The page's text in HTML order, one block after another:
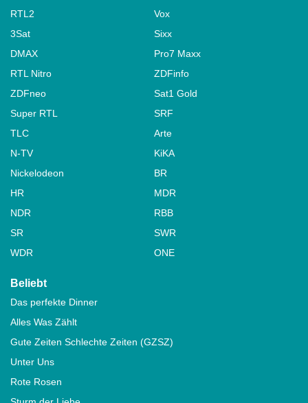
RTL2
Vox
3Sat
Sixx
DMAX
Pro7 Maxx
RTL Nitro
ZDFinfo
ZDFneo
Sat1 Gold
Super RTL
SRF
TLC
Arte
N-TV
KiKA
Nickelodeon
BR
HR
MDR
NDR
RBB
SR
SWR
WDR
ONE
Beliebt
Das perfekte Dinner
Alles Was Zählt
Gute Zeiten Schlechte Zeiten (GZSZ)
Unter Uns
Rote Rosen